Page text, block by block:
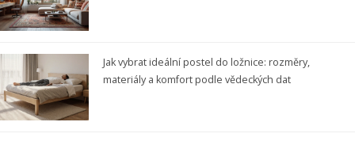
Jak vybrat ideální postel do ložnice: rozměry,
materiály a komfort podle vědeckých dat